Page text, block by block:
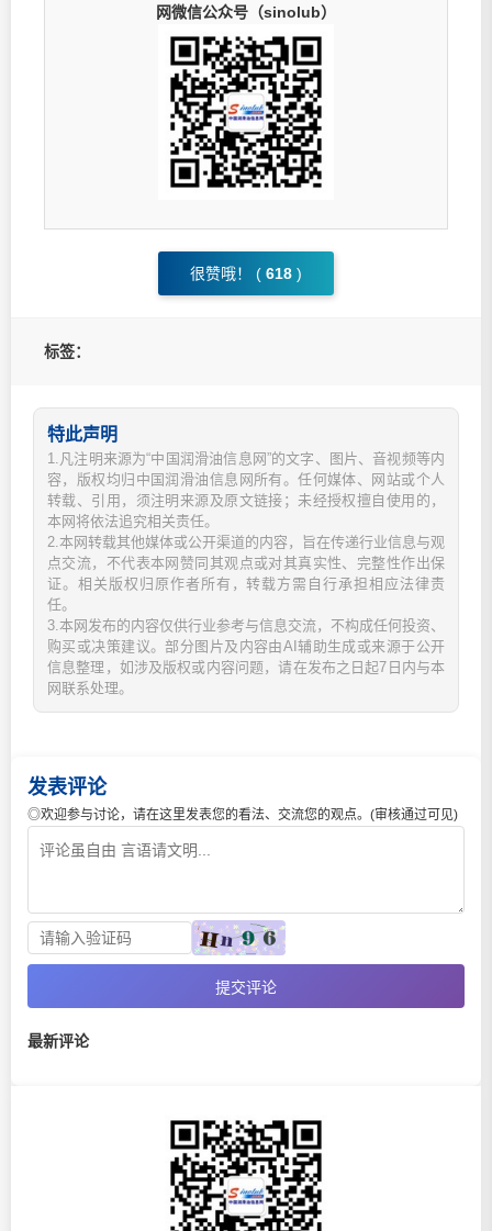
网微信公众号（sinolub）
很赞哦！ ( 618 )
标签：
特此声明
1.凡注明来源为“中国润滑油信息网”的文字、图片、音视频等内
容，版权均归中国润滑油信息网所有。任何媒体、网站或个人
转载、引用，须注明来源及原文链接；未经授权擅自使用的，
本网将依法追究相关责任。
2.本网转载其他媒体或公开渠道的内容，旨在传递行业信息与观
点交流，不代表本网赞同其观点或对其真实性、完整性作出保
证。相关版权归原作者所有，转载方需自行承担相应法律责
任。
3.本网发布的内容仅供行业参考与信息交流，不构成任何投资、
购买或决策建议。部分图片及内容由AI辅助生成或来源于公开
信息整理，如涉及版权或内容问题，请在发布之日起7日内与本
网联系处理。
发表评论
◎欢迎参与讨论，请在这里发表您的看法、交流您的观点。(审核通过可见)
提交评论
最新评论